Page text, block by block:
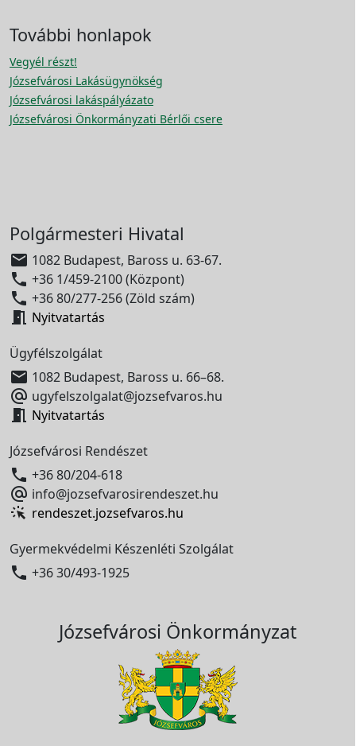
További honlapok
Vegyél részt!
Józsefvárosi Lakásügynökség
Józsefvárosi lakáspályázato
Józsefvárosi Önkormányzati Bérlői csere
Polgármesteri Hivatal
 1082 Budapest, Baross u. 63-67.
 +36 1/459-2100 (Központ)
 +36 80/277-256 (Zöld szám)
 Nyitvatartás
Ügyfélszolgálat
 1082 Budapest, Baross u. 66–68.
 ugyfelszolgalat@jozsefvaros.hu
 Nyitvatartás
Józsefvárosi Rendészet
 +36 80/204-618
 info@jozsefvarosirendeszet.hu
rendeszet.jozsefvaros.hu
Gyermekvédelmi Készenléti Szolgálat
 +36 30/493-1925
Józsefvárosi Önkormányzat